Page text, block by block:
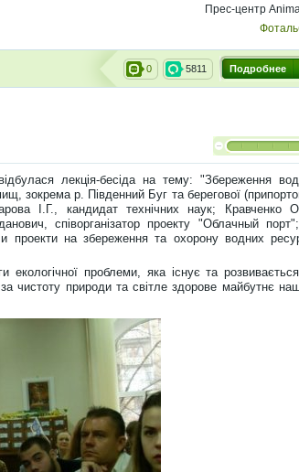
Прес-центр
Подробнее
5811
0
лекція-бесіда на тему: "Збереження
зокрема р. Південний Буг та берегової
І.Г., кандидат технічних наук; Кравченко
співорганізатор проекту "Облачный
проекти на збереження та охорону водних
екологічної проблеми, яка існує та
чистоту природи та світле здорове майбутнє